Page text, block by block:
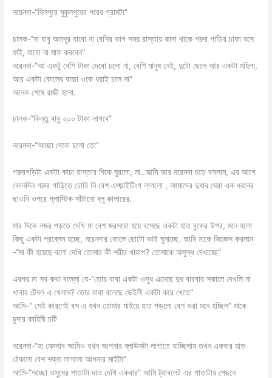
নরেনদা-“বিলপুরে মুকুলপুরের পরের গ্রামটা”
চালক-“না বাবু অতদূর যাবো না বেশির ভাগ সময় রাস্তায় কাদা থাকে গরুর গাড়ির চাকা বসে
যাই, যাবো না মাফ করবেন”
নরেনদা-“আ একটু বেশি টাকা দেবো চলো না, বেশি মানুষ নেই, দুটো ছেলে আর একটা মহিলা,
আর একটা কোলের বাচ্চা ওকে ধরাই চলে না”
অনেক শেষে রাজী হলো.
চালক-“কিন্তু বাবু ২০০ টাকা লাগবে”
নরেনদা-“আচ্ছা দেবো চলো তো”
গরুরগড়িটা একটা কাচা রাস্তার দিকে ঘুরলো, মা..আমি আর নরেনদা চড়ে বসলাম, এর আগে
কোনদিন গরুর গাড়িতে চোরি নি বেশ এগ্জ়াইটিংগ লাগলো , আমাদের দুধার ঘেরা এক ধরনের
ছাওনি ওপরে প্লাস্টিক সাঁটানো ব্লূ কালারের.
মার দিকে নজর পড়তে দেখি মা বেশ জরসরো হয়ে বসেছে একটা হাত বুকের উপর, মনে হলো
কিছু একটা প্রব্লেম হচ্ছে, নরেনদার কোলে ছোটো ভাই ঘুমাচ্ছে. আমি মাকে জিজ্ঞেস করলাম
-“মা কী হয়েছে বলো দেখি তোমার কী শরীর খারাপ? তোমাকে অসুস্থ দেখাচ্ছে”
এরপর মা সব কথা বল্লো যে-“তোর বাবা একটা ওসুধ এনেছে দুধ বারবার সকালে দেখলি না
খাবার টেবল এ খেলাম? তোর বাবা বলেছে ডেইলী একটা করে খেতে”
আমি-” সেই কারণেই বস এ যখন তোমার মাইয়ে হাত পড়লো বেশ ভরা মনে হচ্ছিল” মাকে
চুদার কাহিনী চটি
নরেনদা-“হা মেমসাব আমিও যখন আপনার ব্লাউসটা লাগাতে যাচ্ছিলাম তখন একবার হাত
ঠেকলো বেশ শক্ত লাগলো আপনার মাইটা”
আমি-“আচ্ছা ওসুধের পাতাটা দাও দেখি একবার” আমি ট্যাবলেট এর পাতাটার পেছনে